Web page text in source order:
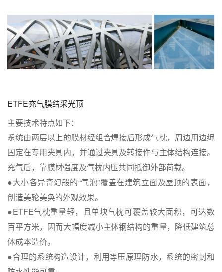
ETFE充气膜结采光顶
主要技术特点如下：
系统由两层以上的膜材经组合焊接后形成气枕，周边用边绳
固定在专用夹具内，并通过夹具及转接件与主体结构连接。
充气后，靠膜材强度及气枕内压共同抵御外部荷载。
●大小各异奇幻般的“气泡”覆盖在建筑立面及屋顶的表面，
创造美轮美奂的外观效果。
●ETFE气枕重量轻，且单块气枕可覆盖较大面积，可达数
百平方米，因而大幅度减小主体钢结构的重量，降低建筑总
体成本造价。
●合理的系统构造设计，利用等压原理防水，系统的密封和